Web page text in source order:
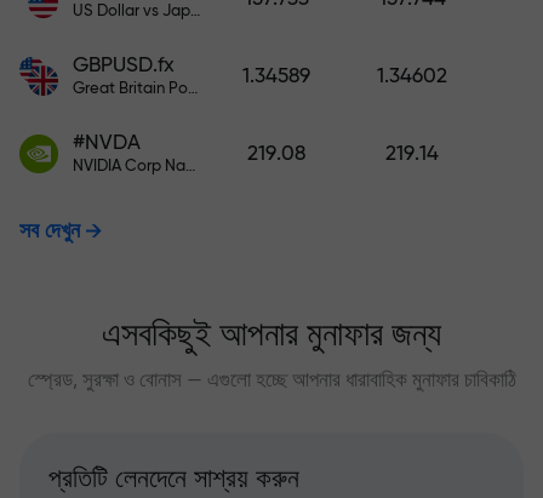
US Dollar vs Japanese Yen
GBPUSD.fx
Great Britain Pound vs US Dollar
1.34589 1.34602
#NVDA
NVIDIA Corp Nasdaq Stock Exchange (Nasdaq) USD
219.08 219.14
সব দেখুন
এসবকিছুই আপনার মুনাফার জন্য
স্প্রেড, সুরক্ষা ও বোনাস — এগুলো হচ্ছে আপনার ধারাবাহিক মুনাফার চাবিকাঠি
প্রতিটি লেনদেনে সাশ্রয় করুন